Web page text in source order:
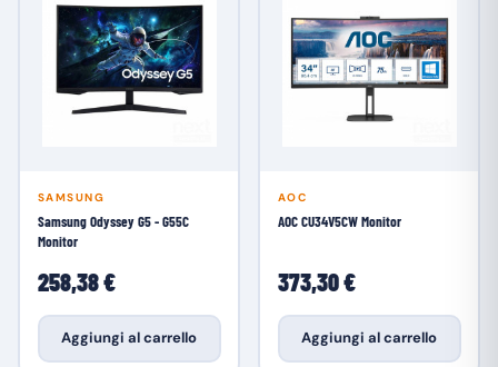
SAMSUNG
Samsung Odyssey G5 - G55C
Monitor
258,38 €
Aggiungi al carrello
AOC
AOC CU34V5CW Monitor
373,30 €
Aggiungi al carrello